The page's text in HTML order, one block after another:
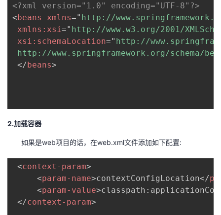
<?xml version="1.0" encoding="UTF-8"?>
<beans xmlns=" http://
xmlns: xsi=" http://www.w3.org/2001/
xsi: schemaLocation=" http://
http://www.springframework.org/schema/
</beans>
2.加载容器
如果是web项目的话，在web.xml文件添加如下配置:
<context-param>
<param-name>contextConfigLocation</
<param-value>
</context-param>